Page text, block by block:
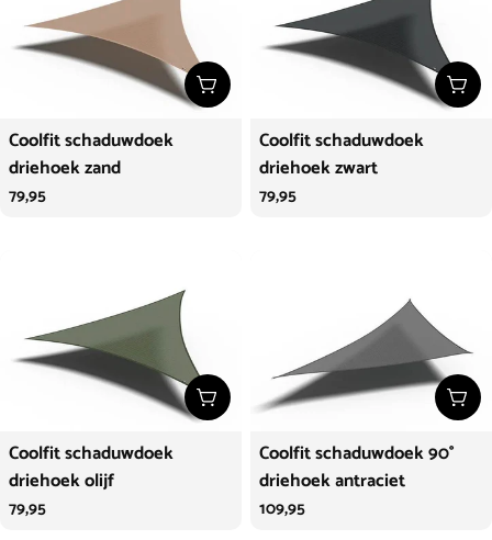
Kies opties
Coolfit schaduwdoek
driehoek zand
Normale
79,95
Coolfit schaduwdoek
driehoek zwart
Normale
79,95
Kies opties
Coolfit schaduwdoek
driehoek olijf
Normale
79,95
Coolfit schaduwdoek 90°
driehoek antraciet
Normale
109,95